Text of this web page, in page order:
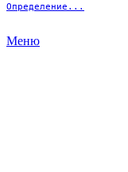
Определение...
Меню